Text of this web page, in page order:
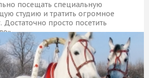
посещать специальную
студию и тратить огромное
Достаточно просто посетить
КУПИТЬ